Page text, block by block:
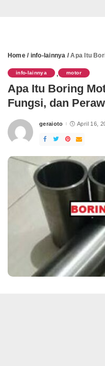
Home/ info-lainnya /Apa Itu
info-lainnya , motor
Apa Itu Boring
Fungsi, dan
Posted
geraioto April 16,